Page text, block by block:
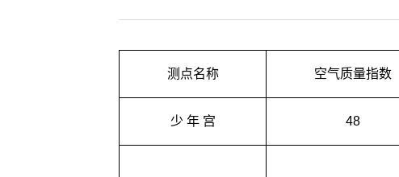
测点名称 空气质量指数
少 年 宫 48